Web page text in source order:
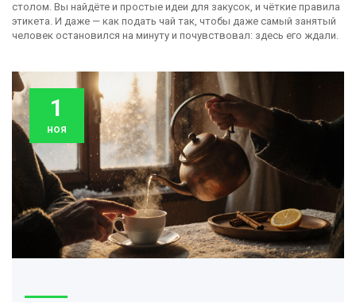
столом. Вы найдёте и простые идеи для закусок, и чёткие правила
этикета. И даже — как подать чай так, чтобы даже самый занятый
человек остановился на минуту и почувствовал: здесь его ждали.
1
ноя